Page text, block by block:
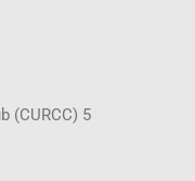
(CURCC) 5